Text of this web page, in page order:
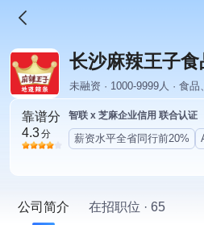
长沙麻辣王子食
未融资 · 1000-9999人 · 食
靠谱分
4.3分
智联 x 芝麻企业信用 联合认证
薪资水平全省同行前20%
公司简介 在招职位 · 65